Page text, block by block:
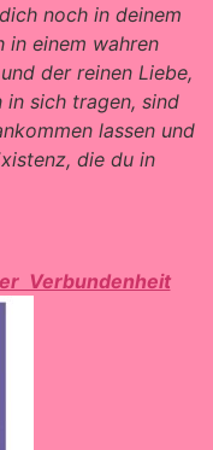
noch in deinem
in einem wahren
der reinen Liebe,
in sich tragen, sind
lassen und
die du in
Verbundenheit